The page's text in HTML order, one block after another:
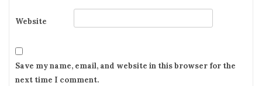
Website
Save my name, email, and website in this browser for the
next time I comment.